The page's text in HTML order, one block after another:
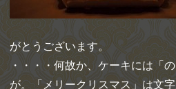
がとうございます。
・・・・何故か、ケーキには「
が。「メリークリスマス」は文